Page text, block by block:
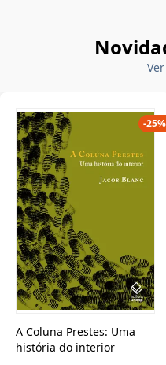
A Coluna Prestes: Uma
história do interior
-25%